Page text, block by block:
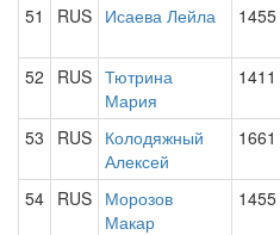
51 RUS Исаева Лейла 1455
52 RUS Тютрина
Мария
1411
53 RUS Колодяжный
Алексей
1661
54 RUS Морозов
Макар
1455